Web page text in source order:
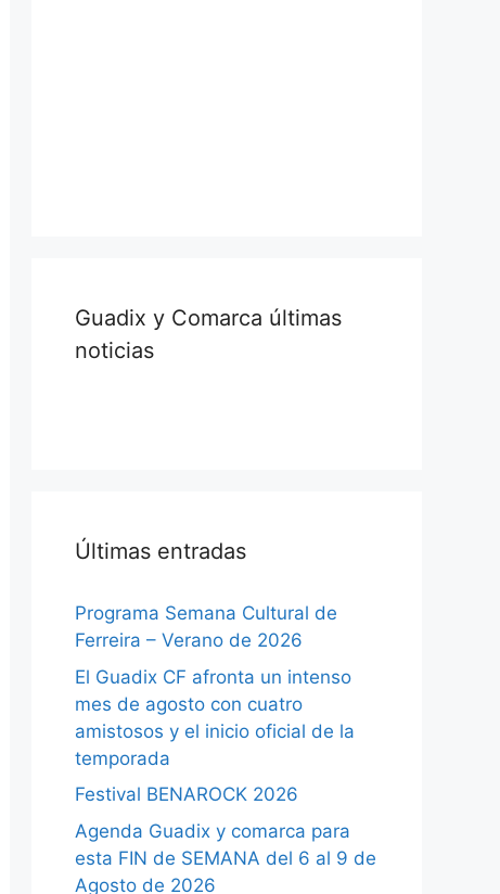
Guadix y Comarca últimas
noticias
Últimas entradas
Programa Semana Cultural de
Ferreira – Verano de 2026
El Guadix CF afronta un intenso
mes de agosto con cuatro
amistosos y el inicio oficial de la
temporada
Festival BENAROCK 2026
Agenda Guadix y comarca para
esta FIN de SEMANA del 6 al 9 de
Agosto de 2026